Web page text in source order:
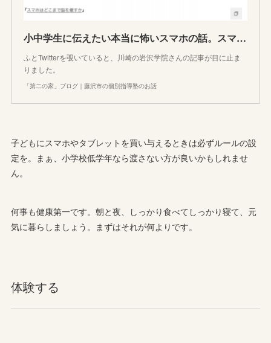
小中学生に伝えたい本当に怖いスマホの話。スマホの恐ろしさを研究データを使って説明します
ふとTwitterを覗いていると、川崎の岩沢学院さんの記事が目に止ま
りました。
「第二の家」ブログ｜藤沢市の個別指導塾のお話
子どもにスマホやタブレットを買い与えるときは必ずルールの設
定を。まぁ、小学校低学年なら渡さない方が良いかもしれませ
ん。
何事も健康第一です。朝と夜、しっかり食べてしっかり寝て、元
気に暮らしましょう。まずはそれが何よりです。
体験する